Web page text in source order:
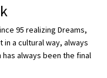
95 realizing Dreams,
a cultural way, always
always been the final